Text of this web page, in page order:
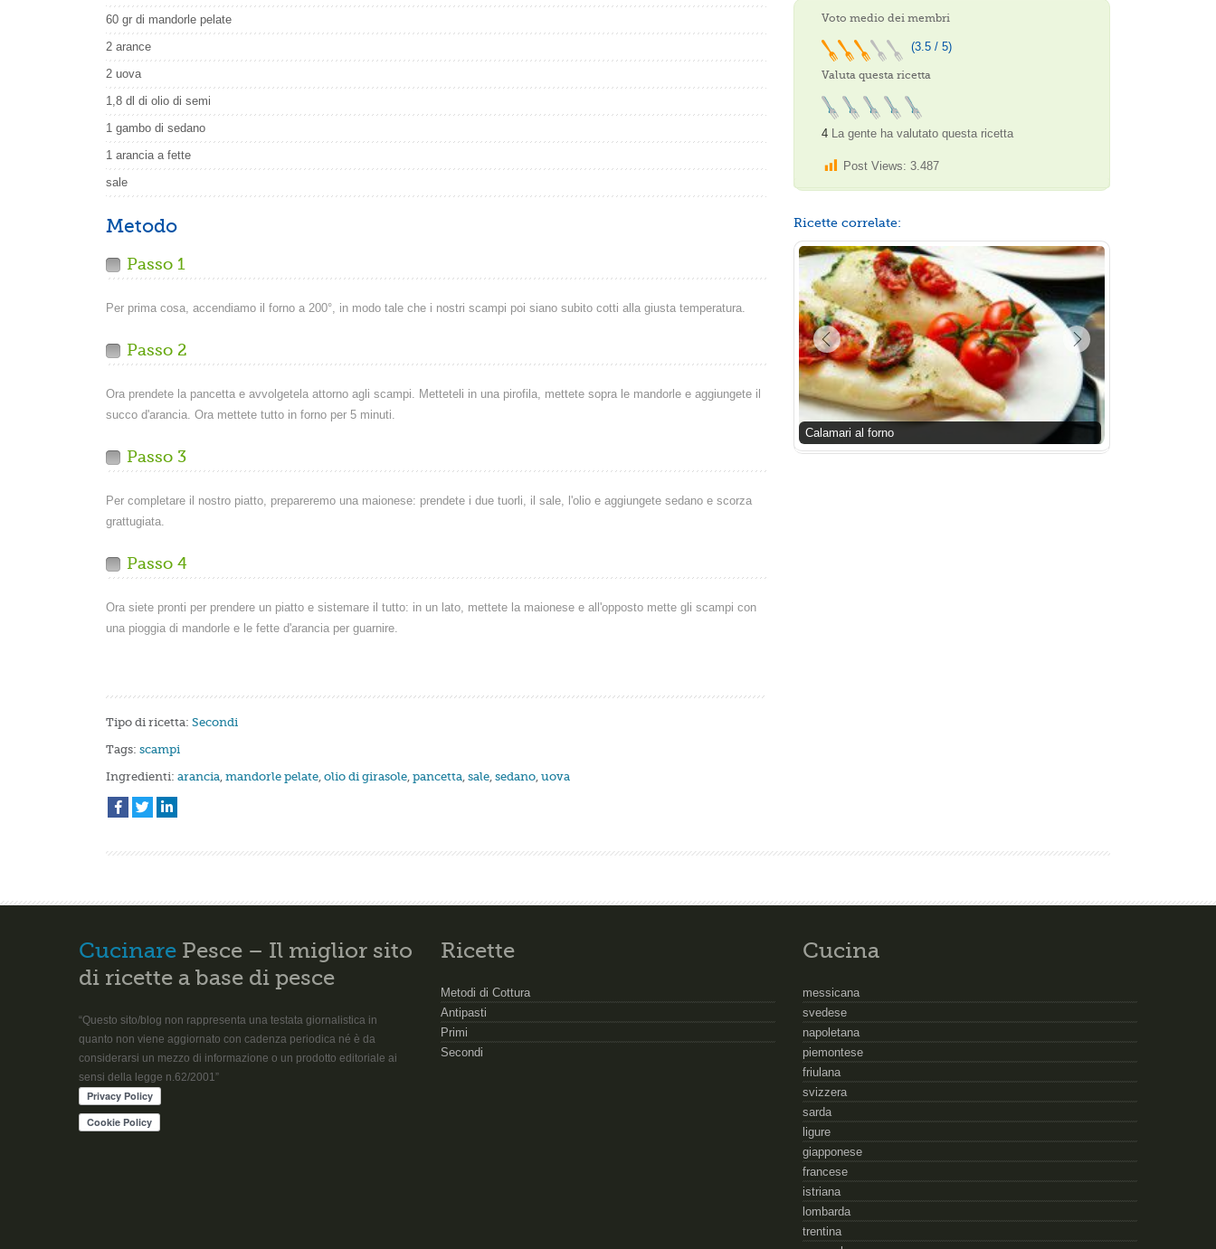
Voto medio dei membri
(3.5 / 5)
Valuta questa ricetta
4 La gente ha valutato questa ricetta
Post Views: 3.487
Ricette correlate:
Calamari al forno
60 gr di mandorle pelate
2 arance
2 uova
1,8 dl di olio di semi
1 gambo di sedano
1 arancia a fette
sale
Metodo
Passo 1
Per prima cosa, accendiamo il forno a 200°, in modo tale che i nostri scampi poi siano subito cotti alla giusta temperatura.
Passo 2
Ora prendete la pancetta e avvolgetela attorno agli scampi. Metteteli in una pirofila, mettete sopra le mandorle e aggiungete il
succo d'arancia. Ora mettete tutto in forno per 5 minuti.
Passo 3
Per completare il nostro piatto, prepareremo una maionese: prendete i due tuorli, il sale, l'olio e aggiungete sedano e scorza
grattugiata.
Passo 4
Ora siete pronti per prendere un piatto e sistemare il tutto: in un lato, mettete la maionese e all'opposto mette gli scampi con
una pioggia di mandorle e le fette d'arancia per guarnire.
Tipo di ricetta: Secondi
Tags: scampi
Ingredienti: arancia, mandorle pelate, olio di girasole, pancetta, sale, sedano, uova
Cucinare Pesce – Il miglior sito
di ricette a base di pesce
“Questo sito/blog non rappresenta una testata giornalistica in
quanto non viene aggiornato con cadenza periodica né è da
considerarsi un mezzo di informazione o un prodotto editoriale ai
sensi della legge n.62/2001”
Ricette
Metodi di Cottura
Antipasti
Primi
Secondi
Cucina
messicana
svedese
napoletana
piemontese
friulana
svizzera
sarda
ligure
giapponese
francese
istriana
lombarda
trentina